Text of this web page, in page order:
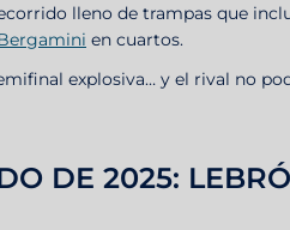
lleno de trampas que
en cuartos.
explosiva… y el rival no
DE 2025: